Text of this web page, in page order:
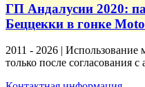
ГП Андалусии 2020:
Беццекки в гонке
2011 - 2026 | Использование
только после согласования